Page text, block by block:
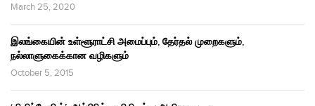
March 25, 2020
இலங்கையின் உள்ளூராட்சி அமைப்பும், தேர்தல் முறைகளும்,
நல்லாளுகைக்கான வழிகளும்
October 5, 2015